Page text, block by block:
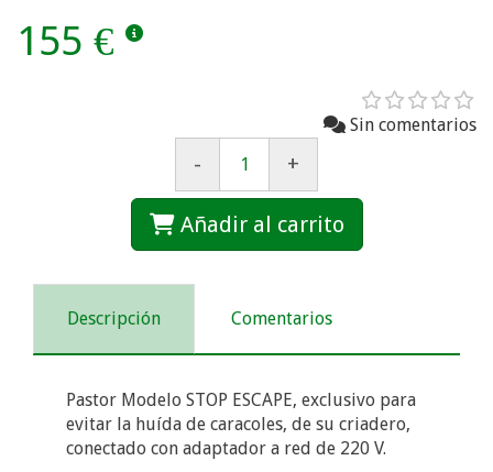
155 €
Sin comentarios
- +
Añadir al carrito
Descripción Comentarios
Pastor Modelo STOP ESCAPE, exclusivo para
evitar la huída de caracoles, de su criadero,
conectado con adaptador a red de 220 V.